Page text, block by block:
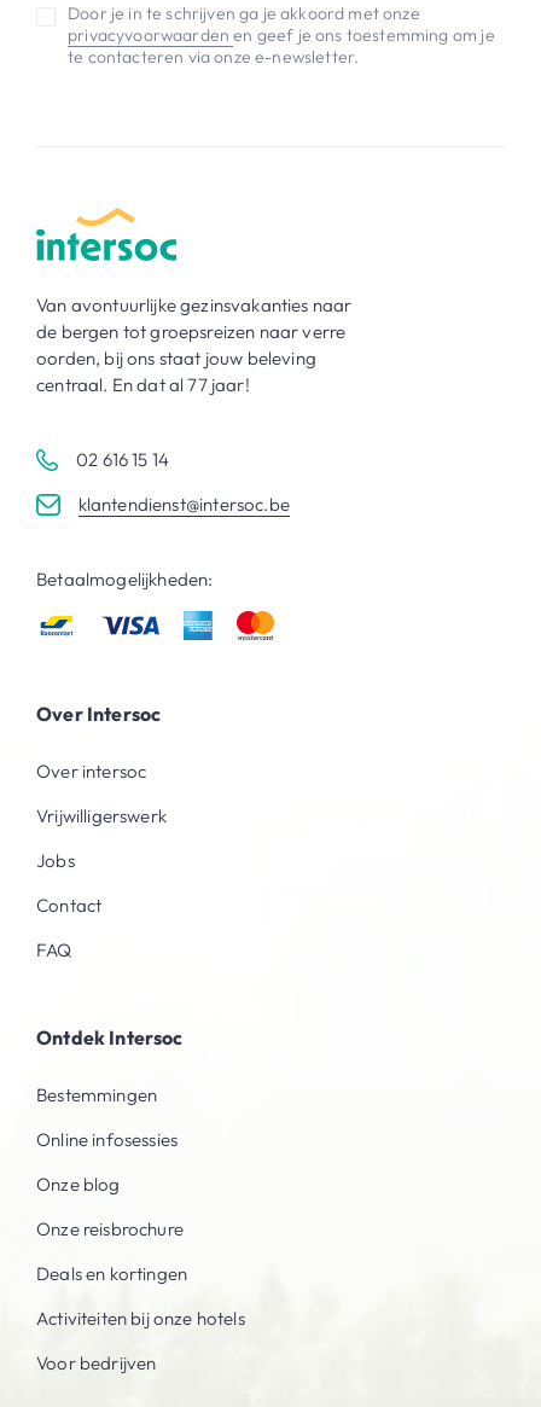
Door je in te schrijven ga je akkoord met onze
privacyvoorwaardenen geef je ons toestemming om je
te contacteren via onze e-newsletter.
Van avontuurlijke gezinsvakanties naar
de bergen tot groepsreizen naar verre
oorden, bij ons staat jouw beleving
centraal. En dat al 77 jaar!
02 616 15 14
klantendienst@intersoc.be
Betaalmogelijkheden:
Over Intersoc
Over intersoc
Vrijwilligerswerk
Jobs
Contact
FAQ
Ontdek Intersoc
Bestemmingen
Online infosessies
Onze blog
Onze reisbrochure
Deals en kortingen
Activiteiten bij onze hotels
Voor bedrijven